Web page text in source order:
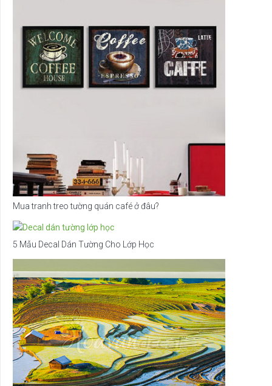
Mua tranh treo tường quán café ở đâu?
5 Mẫu Decal Dán Tường Cho Lớp Học